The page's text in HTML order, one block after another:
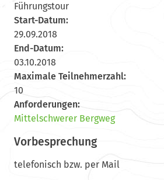
Führungstour
Start-Datum:
29.09.2018
End-Datum:
03.10.2018
Maximale Teilnehmerzahl:
10
Anforderungen:
Mittelschwerer Bergweg
Vorbesprechung
telefonisch bzw. per Mail